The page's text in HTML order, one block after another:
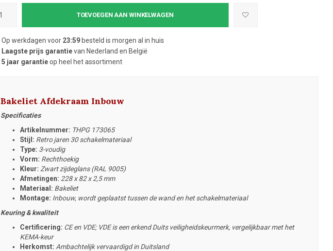
TOEVOEGEN AAN WINKELWAGEN
Op werkdagen voor 23:59besteld is morgen al in huis
Laagste prijs garantievan Nederland en België
5 jaar garantieop heel het assortiment
Bakeliet Afdekraam Inbouw
Specificaties
Artikelnummer: THPG 173065
Stijl: Retro jaren 30 schakelmateriaal
Type: 3-voudig
Vorm: Rechthoekig
Kleur: Zwart zijdeglans (RAL 9005)
Afmetingen: 228 x 82 x 2,5 mm
Materiaal: Bakeliet
Montage: Inbouw, wordt geplaatst tussen de wand en het schakelmateriaal
Keuring & kwaliteit
Certificering: CE en VDE; VDE is een erkend Duits veiligheidskeurmerk, vergelijkbaar met het
KEMA-keur
Herkomst: Ambachtelijk vervaardigd in Duitsland